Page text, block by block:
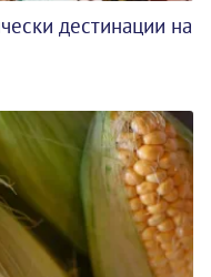
дестинации на